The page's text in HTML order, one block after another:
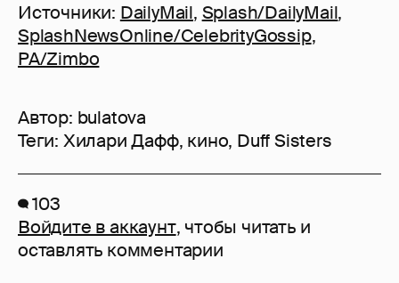
Источники: DailyMail, Splash/DailyMail,
SplashNewsOnline/CelebrityGossip,
PA/Zimbo
Автор: bulatova
Теги: Хилари Дафф, кино, Duff Sisters
103
Войдите в аккаунт, чтобы читать и
оставлять комментарии